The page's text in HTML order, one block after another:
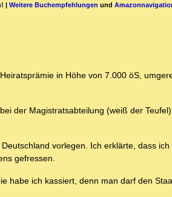
! | Weitere Buchempfehlungen und
in Höhe von 7.000 öS,
der Magistratsabteilung (weiß der
vorlegen. Ich erklärte, dass ich
gefressen.
habe ich kassiert, denn man darf den